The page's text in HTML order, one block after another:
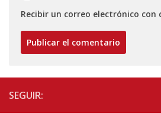
Recibir un correo electrónico con
SEGUIR: